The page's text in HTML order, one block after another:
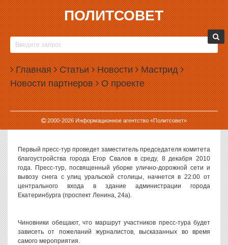
ПОЛИТСОВЕТ
Главная Статьи Новости Мастрид
Новости партнеров О проекте
2000-2026Информационное агентство «Политсовет»
08.12.2010, 11:58
МЭРИЯ ЕКАТЕРИНБУРГА ПОКАЖЕТ
ЖУРНАЛИСТАМ, КАК НАДО ВЫВОЗИТЬ СНЕГ
Администрация Екатеринбурга приступила к реализации проекта
«Пресс-тур» для представителей средств массовой информации.
Суть проекта заключается в следующем: сотрудники
администрации рассказывают и показывают журналистам
различные аспекты городского хозяйства, сообщает пресс-
служба администрации.
Первый пресс-тур проведет заместитель председателя комитета
благоустройства города Егор Свалов в среду, 8 декабря 2010
года. Пресс-тур, посвященный уборке улично-дорожной сети и
вывозу снега с улиц уральской столицы, начнется в 22:00 от
центрального входа в здание администрации города
Екатеринбурга (проспект Ленина, 24а).
Чиновники обещают, что маршрут участников пресс-тура будет
зависеть от пожеланий журналистов, высказанных во время
самого мероприятия.